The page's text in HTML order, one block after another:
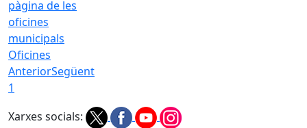
Oficines
AnteriorSegüent
1
Xarxes socials: